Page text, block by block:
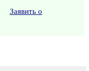
Заявить о